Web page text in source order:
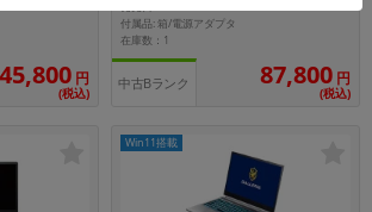
45,800 円
(税込)
付属品: 箱/電源アダプタ
在庫数：1
中古Bランク 87,800 円
(税込)
Win11搭載